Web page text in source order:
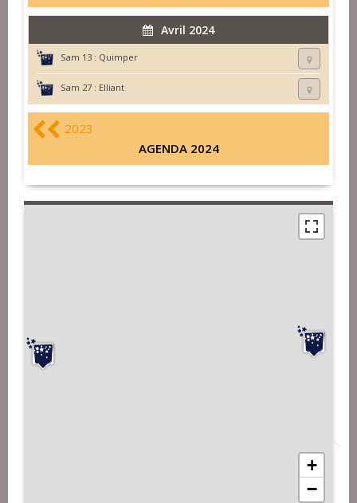
Avril 2024
Sam 13 : Quimper
Sam 27 : Elliant
2023
AGENDA 2024
+
−